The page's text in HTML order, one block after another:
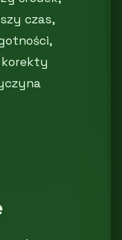
czas,
korekty